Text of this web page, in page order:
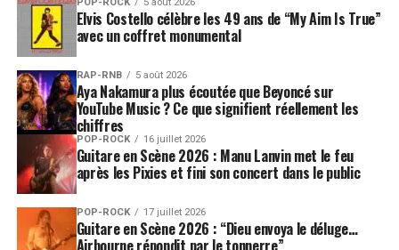
Elvis Costello célèbre les 49 ans de “My Aim Is True”
avec un coffret monumental
RAP-RNB 5 août 2026
Aya Nakamura plus écoutée que Beyoncé sur
YouTube Music ? Ce que signifient réellement les
chiffres
POP-ROCK 16 juillet 2026
Guitare en Scène 2026 : Manu Lanvin met le feu
après les Pixies et fini son concert dans le public
POP-ROCK 17 juillet 2026
Guitare en Scène 2026 : “Dieu envoya le déluge…
Airbourne répondit par le tonnerre”